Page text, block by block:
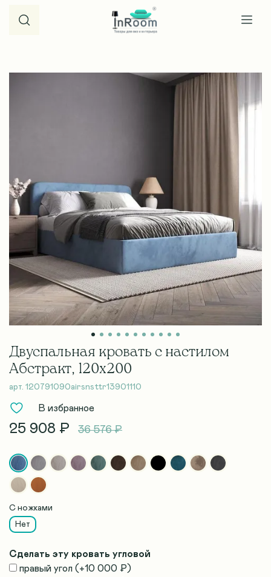
арт. 120791090airsnsttr13901110
Двуспальная кровать с настилом
Абстракт, 120х200
В избранное
25 908 ₽ 36 576 ₽
С ножками
Нет
Сделать эту кровать угловой
правый угол (+10 000 ₽)